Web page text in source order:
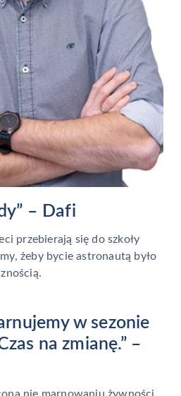
– Dafi
przebierają się do szkoły
żeby bycie astronautą było
w sezonie
na zmianę.” –
nie marnowaniu żywności